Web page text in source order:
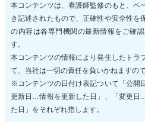
本コンテンツは、看護師監修のもと、ペ
き記述されたもので、正確性や安全性を
の内容は各専門機関の最新情報をご確
す。
本コンテンツの情報により発生したトラ
て、当社は一切の責任を負いかねますの
※コンテンツの日付け表記ついて「公開
更新日…情報を更新した日」、「変更日
た日」をそれぞれ指します。